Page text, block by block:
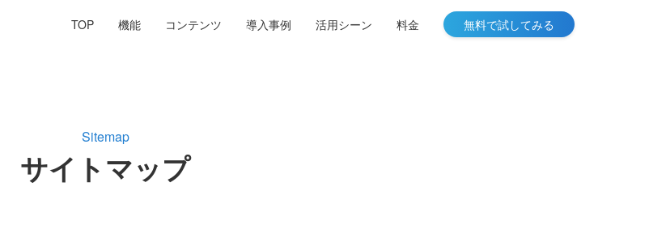
TOP 機能 コンテンツ 導入事例 活用シーン 料金 無料で試してみる
Sitemap
サイトマップ